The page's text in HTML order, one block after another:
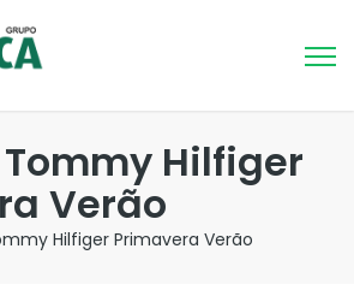
Hilfiger
Verão
Hilfiger Primavera Verão